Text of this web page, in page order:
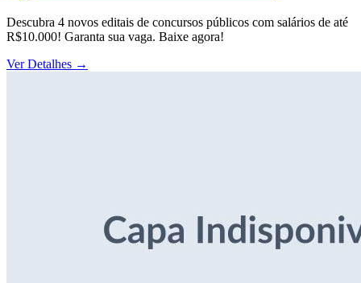
Descubra 4 novos editais de concursos públicos com salários de até
R$10.000! Garanta sua vaga. Baixe agora!
Ver Detalhes →